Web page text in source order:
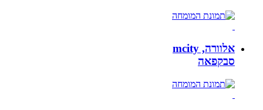
אלוורה, mcity
סבקפאה